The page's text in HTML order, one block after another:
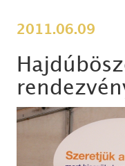
2011.06.09